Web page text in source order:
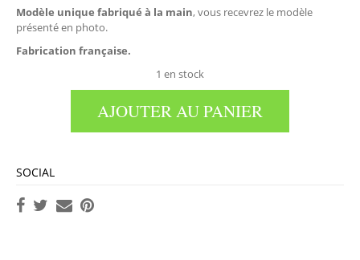
Modèle unique fabriqué à la main, vous recevrez le modèle
présenté en photo.
Fabrication française.
1 en stock
AJOUTER AU PANIER
SOCIAL